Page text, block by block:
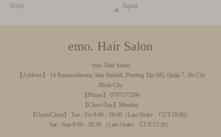
Style
Japan
emo. Hair Salon
emo. Hair Salon
【Address】 14 Raymondienne, khu Starhill, Phường Tân Mỹ, Quận 7, Ho Chi
Minh City
【Phone】 0707177290
【Close Day】Monday
【Open/Close】 Tue - Fri 9:00 - 19:00（Last Order CUT:18:00）
Sat - Sun 9:00 - 18:30 （Last Order CUT:17:30）